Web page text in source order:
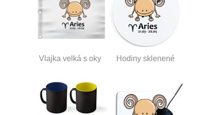
Vlajka velká s oky Hodiny sklenené